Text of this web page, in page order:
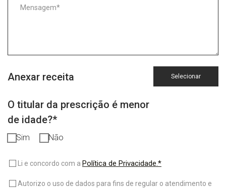
Anexar receita
O titular da prescrição é menor
de idade?*
Sim Não
Li e concordo com a Política de Privacidade.*
Autorizo o uso de dados para fins de regular o atendimento e